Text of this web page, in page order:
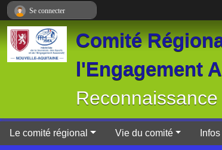
Comité
l'Engagement
Le comité régional Vie du comité
Se connecter
Panneau de gestion des cookies